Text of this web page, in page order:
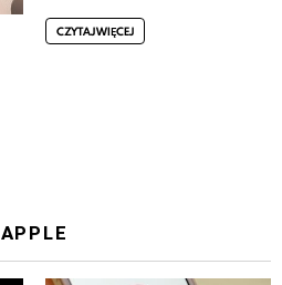
CZYTAJ WIĘCEJ
APPLE